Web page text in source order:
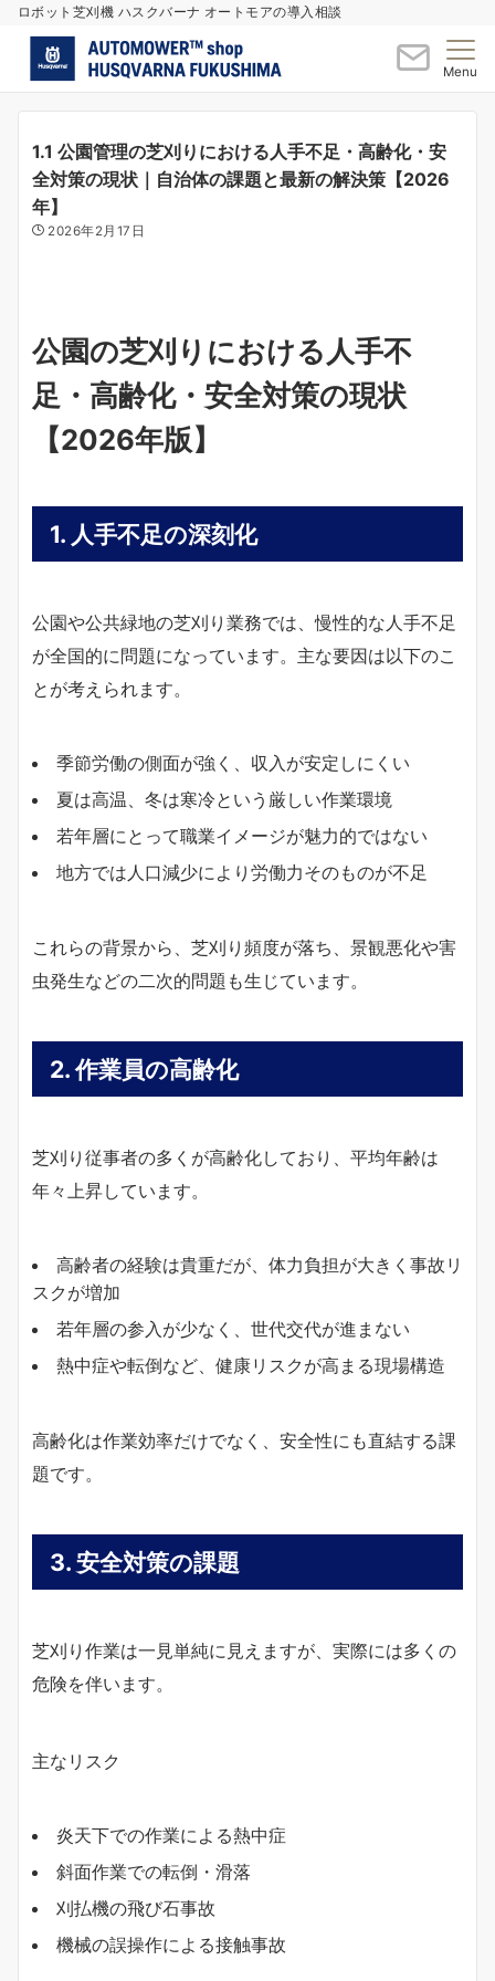
ロボット芝刈機 ハスクバーナ オートモアの導入相談
Menu
1.1 公園管理の芝刈りにおける人手不足・高齢化・安
全対策の現状｜自治体の課題と最新の解決策【2026
年】
2026年2月17日
公園の芝刈りにおける人手不
足・高齢化・安全対策の現状
【2026年版】
1. 人手不足の深刻化
公園や公共緑地の芝刈り業務では、慢性的な人手不足
が全国的に問題になっています。主な要因は以下のこ
とが考えられます。
季節労働の側面が強く、収入が安定しにくい
夏は高温、冬は寒冷という厳しい作業環境
若年層にとって職業イメージが魅力的ではない
地方では人口減少により労働力そのものが不足
これらの背景から、芝刈り頻度が落ち、景観悪化や害
虫発生などの二次的問題も生じています。
2. 作業員の高齢化
芝刈り従事者の多くが高齢化しており、平均年齢は
年々上昇しています。
高齢者の経験は貴重だが、体力負担が大きく事故リ
スクが増加
若年層の参入が少なく、世代交代が進まない
熱中症や転倒など、健康リスクが高まる現場構造
高齢化は作業効率だけでなく、安全性にも直結する課
題です。
3. 安全対策の課題
芝刈り作業は一見単純に見えますが、実際には多くの
危険を伴います。
主なリスク
炎天下での作業による熱中症
斜面作業での転倒・滑落
刈払機の飛び石事故
機械の誤操作による接触事故